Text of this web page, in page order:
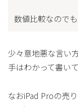
数値比較なので
少々意地悪な言い
手はわかって書い
なおiPad Proの売